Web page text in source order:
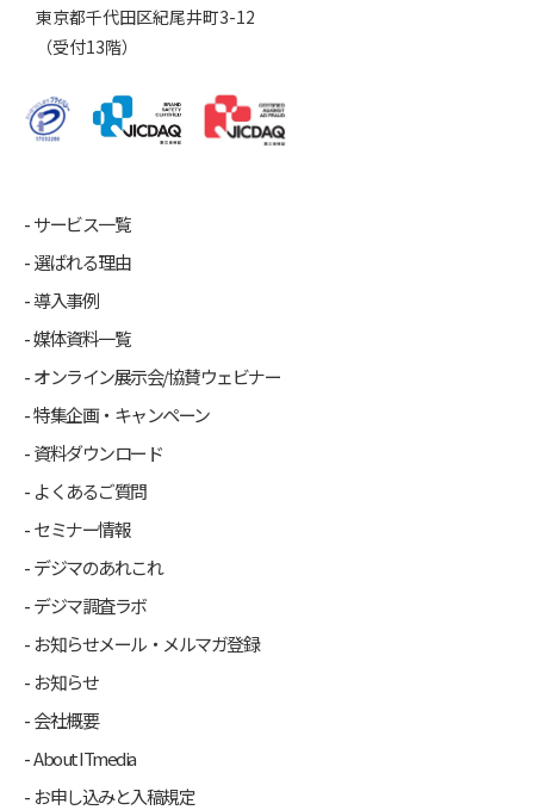
東京都千代田区紀尾井町3-12
（受付13階）
サービス一覧
選ばれる理由
導入事例
媒体資料一覧
オンライン展示会/協賛ウェビナー
特集企画・キャンペーン
資料ダウンロード
よくあるご質問
セミナー情報
デジマのあれこれ
デジマ調査ラボ
お知らせメール・メルマガ登録
お知らせ
会社概要
About ITmedia
お申し込みと入稿規定